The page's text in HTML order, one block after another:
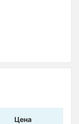
Цена